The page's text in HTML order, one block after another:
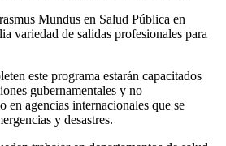
Mundus en Salud Pública en
variedad de salidas profesionales para
este programa estarán capacitados
gubernamentales y no
en agencias internacionales que se
y desastres.